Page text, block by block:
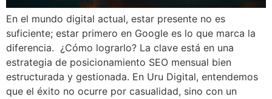
En el mundo digital actual, estar presente no es
suficiente; estar primero en Google es lo que marca la
diferencia. ¿Cómo lograrlo? La clave está en una
estrategia de posicionamiento SEO mensual bien
estructurada y gestionada. En Uru Digital, entendemos
que el éxito no ocurre por casualidad, sino con un